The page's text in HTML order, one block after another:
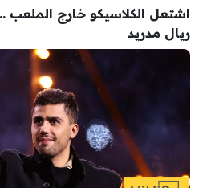
اشتعل الكلاسيكو خارج الملعب
ريال مدريد